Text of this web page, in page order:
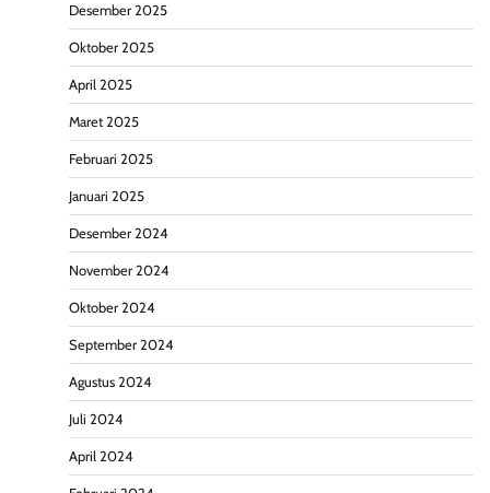
Desember 2025
Oktober 2025
April 2025
Maret 2025
Februari 2025
Januari 2025
Desember 2024
November 2024
Oktober 2024
September 2024
Agustus 2024
Juli 2024
April 2024